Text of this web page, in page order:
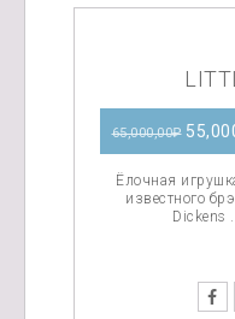
65,000,00₽
цена
Ёлочная
известного
Dickens